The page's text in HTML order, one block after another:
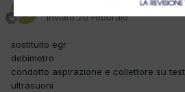
Inviato20 Febbraio
sostituito egr
debimetro
condotto aspirazione e collettore su
ultrasuoni